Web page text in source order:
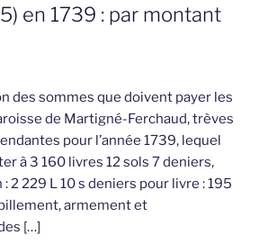
en 1739 : par montant
des sommes que doivent payer les
de Martigné-Ferchaud, trèves
pour l’année 1739, lequel
à 3 160 livres 12 sols 7 deniers,
2 229 L 10 s deniers pour livre : 195
armement et
[…]